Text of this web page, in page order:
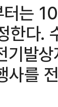
터는
한다.
기발
사를